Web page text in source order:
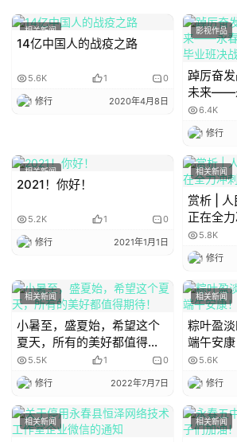
七夕习俗-接露
浙江农村，流行用脸盆接露水
节时的露水是牛郎织女相会时的眼泪
七夕情人节
《古诗十九首·迢迢牵
相关新闻
14亿中国人的战疫之路
5.6K 1 0
修行 2020年4月8日
影视作品
踔厉奋
未来——
届初中
日誓师大
6.4K
修行
相关新闻
2021！你好！
5.2K 1 0
修行 2021年1月1日
相关新闻
赏析 |
正在全力
5.8K
修行
相关新闻
小暑至，盛夏始，希望这个
夏天，所有的美好都值得期
待！
5.5K 1 0
修行 2022年7月7日
相关新闻
粽叶盈淡
端午安康
5.6K
修行
相关新闻 相关新闻